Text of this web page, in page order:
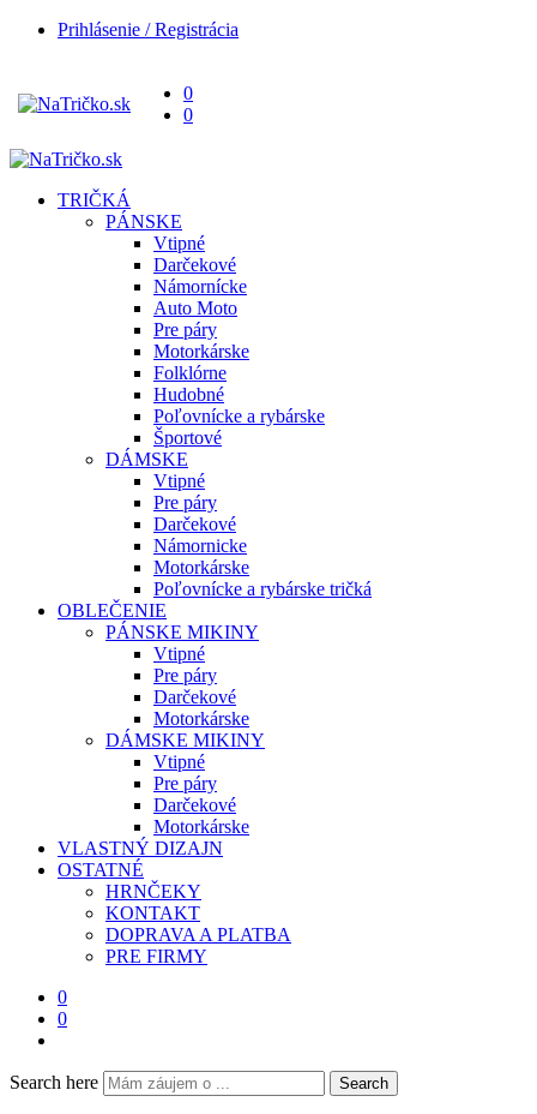
Prihlásenie / Registrácia
0
0
TRIČKÁ
PÁNSKE
Vtipné
Darčekové
Námornícke
Auto Moto
Pre páry
Motorkárske
Folklórne
Hudobné
Poľovnícke a rybárske
Športové
DÁMSKE
Vtipné
Pre páry
Darčekové
Námornicke
Motorkárske
Poľovnícke a rybárske tričká
OBLEČENIE
PÁNSKE MIKINY
Vtipné
Pre páry
Darčekové
Motorkárske
DÁMSKE MIKINY
Vtipné
Pre páry
Darčekové
Motorkárske
VLASTNÝ DIZAJN
OSTATNÉ
HRNČEKY
KONTAKT
DOPRAVA A PLATBA
PRE FIRMY
0
0
Search here Search